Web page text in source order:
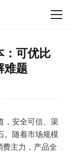
：可优比
难题
，安全可信、渠
。随着市场规模
费主力，产品全